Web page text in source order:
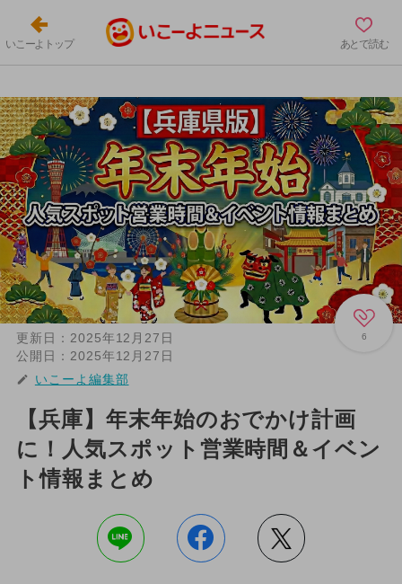
いこーよトップ あとで読む
6
更新日： 2025年12月27日
公開日： 2025年12月27日
いこーよ編集部
【兵庫】年末年始のおでかけ計画
に！人気スポット営業時間＆イベン
ト情報まとめ